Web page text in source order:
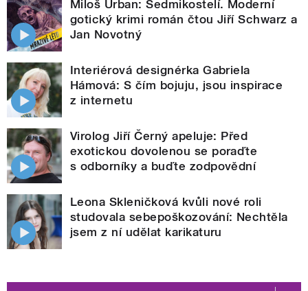
Miloš Urban: Sedmikostelí. Moderní
gotický krimi román čtou Jiří Schwarz a
Jan Novotný
Interiérová designérka Gabriela
Hámová: S čím bojuju, jsou inspirace
z internetu
Virolog Jiří Černý apeluje: Před
exotickou dovolenou se poraďte
s odborníky a buďte zodpovědní
Leona Skleničková kvůli nové roli
studovala sebepoškozování: Nechtěla
jsem z ní udělat karikaturu